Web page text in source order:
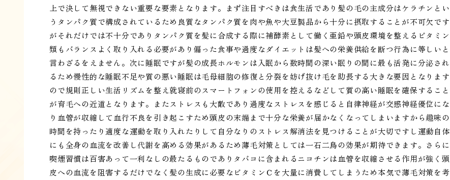
上で決して無視できない重要な要素となります。まず注目すべきは食生活であり髪の毛の主成分はケラチンとい
うタンパク質で構成されているため良質なタンパク質を肉や魚や大豆製品から十分に摂取することが不可欠です
がそれだけでは不十分でありタンパク質を髪に合成する際に補酵素として働く亜鉛や頭皮環境を整えるビタミン
類もバランスよく取り入れる必要があり偏った食事や過度なダイエットは髪への栄養供給を断つ行為に等しいと
言わざるをえません。次に睡眠ですが髪の成長ホルモンは入眠から数時間の深い眠りの間に最も活発に分泌され
るため慢性的な睡眠不足や質の悪い睡眠は毛母細胞の修復と分裂を妨げ抜け毛を助長する大きな要因となります
ので規則正しい生活リズムを整え就寝前のスマートフォンの使用を控えるなどして質の高い睡眠を確保すること
が育毛への近道となります。またストレスも大敵であり過度なストレスを感じると自律神経が交感神経優位にな
り血管が収縮して血行不良を引き起こすため頭皮の末端まで十分な栄養が届かなくなってしまいますから趣味の
時間を持ったり適度な運動を取り入れたりして自分なりのストレス解消法を見つけることが大切ですし運動自体
にも全身の血流を改善し代謝を高める効果があるため薄毛対策としては一石二鳥の効果が期待できます。さらに
喫煙習慣は百害あって一利なしの最たるものでありタバコに含まれるニコチンは血管を収縮させる作用が強く頭
皮への血流を阻害するだけでなく髪の生成に必要なビタミンＣを大量に消費してしまうため本気で薄毛対策を考